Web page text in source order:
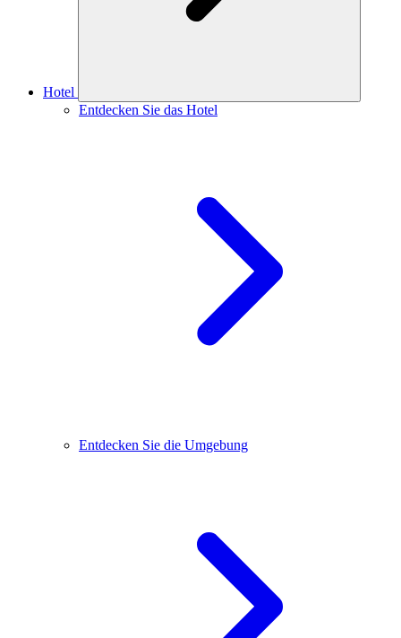
Hotel
Entdecken Sie das Hotel
Entdecken Sie die Umgebung